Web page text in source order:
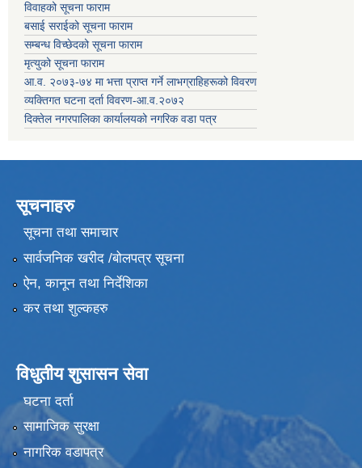
विवाहको सूचना फाराम
बसाई सराईको सूचना फाराम
सम्बन्ध विच्छेदको सूचना फाराम
मृत्युको सूचना फाराम
आ.व. २०७३-७४ मा भत्ता प्राप्त गर्ने लाभग्राहिहरूको विवरण
व्यक्तिगत घटना दर्ता विवरण-आ.व.२०७२
दिक्तेल नगरपालिका कार्यालयको नगरिक वडा पत्र
सूचनाहरु
सूचना तथा समाचार
सार्वजनिक खरीद /बोलपत्र सूचना
ऐन, कानून तथा निर्देशिका
कर तथा शुल्कहरु
विधुतीय शुसासन सेवा
घटना दर्ता
सामाजिक सुरक्षा
नागरिक वडापत्र